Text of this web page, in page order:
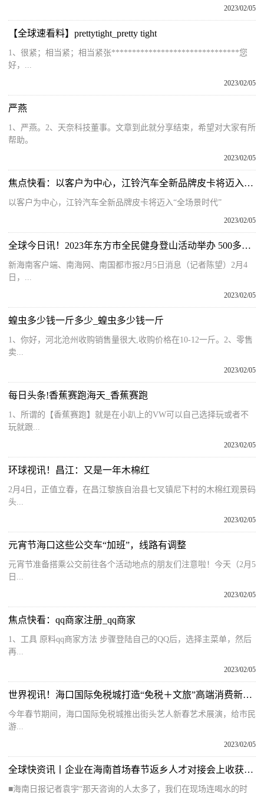
2023/02/05
【全球速看料】prettytight_pretty tight
1、很紧；相当紧；相当紧张*******************************您
好，...
2023/02/05
严燕
1、严燕。2、天奈科技董事。文章到此就分享结束，希望对大家有所
帮助。
2023/02/05
焦点快看：以客户为中心，江铃汽车全新品牌皮卡将迈入“全场景时代”
以客户为中心，江铃汽车全新品牌皮卡将迈入“全场景时代”
2023/02/05
全球今日讯！2023年东方市全民健身登山活动举办 500多人登山迎元宵
新海南客户端、南海网、南国都市报2月5日消息（记者陈望）2月4
日，...
2023/02/05
蝗虫多少钱一斤多少_蝗虫多少钱一斤
1、你好，河北沧州收购销售量很大,收购价格在10-12一斤。2、零售
卖...
2023/02/05
每日头条!香蕉赛跑海天_香蕉赛跑
1、所谓的【香蕉赛跑】就是在小趴上的VW可以自己选择玩或者不
玩就跟...
2023/02/05
环球视讯！昌江：又是一年木棉红
2月4日，正值立春，在昌江黎族自治县七叉镇尼下村的木棉红观景码
头...
2023/02/05
元宵节海口这些公交车“加班”，线路有调整
元宵节准备搭乘公交前往各个活动地点的朋友们注意啦！今天（2月5
日...
2023/02/05
焦点快看：qq商家注册_qq商家
1、工具 原料qq商家方法 步骤登陆自己的QQ后，选择主菜单，然后
再...
2023/02/05
世界视讯！海口国际免税城打造“免税＋文旅”高端消费新场景 购物之旅解锁玩乐新体验
今年春节期间，海口国际免税城推出街头艺人新春艺术展演，给市民
游...
2023/02/05
全球快资讯丨企业在海南首场春节返乡人才对接会上收获满满
■海南日报记者袁宇“那天咨询的人太多了，我们在现场连喝水的时